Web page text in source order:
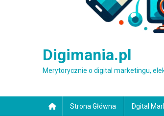
Digimania.pl
Merytorycznie o digital marketingu,
Strona Główna Dgital